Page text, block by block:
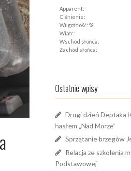
Apparent:
Ciśnienie:
Wilgotność: %
Wiatr:
Wschód słońca:
Zachód słońca:
Ostatnie wpisy
Drugi dzień Deptaka
hasłem „Nad Morze”
Sprzątanie brzegów
Relacja ze szkolenia
Podstawowej